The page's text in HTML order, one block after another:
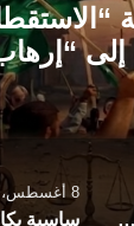
إلى
وباكستان يوقعون اتفاقا للدفاع المشترك في الرياض
8 أغسطس، 2026